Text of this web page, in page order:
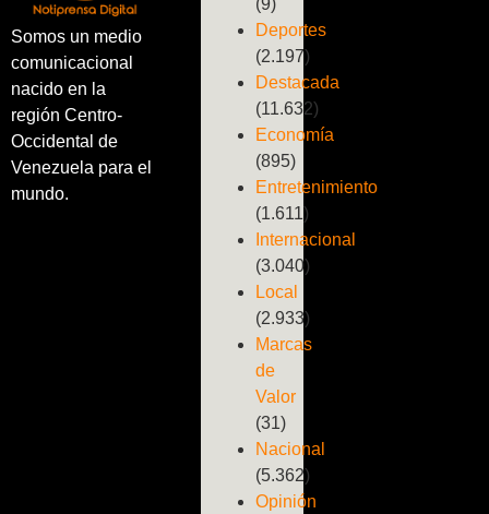
Somos un medio
comunicacional
nacido en la
región Centro-
Occidental de
Venezuela para el
mundo.
(9)
Deportes
(2.197)
Destacada
(11.632)
Economía
(895)
Entretenimiento
(1.611)
Internacional
(3.040)
Local
(2.933)
Marcas
de
Valor
(31)
Nacional
(5.362)
Opinión